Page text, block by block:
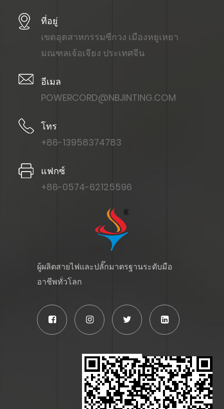
ที่อยู่
เขตอุตสาหกรรมซีกวง เมืองหยูเหยา
มณฑลเจ้อเจียง ประเทศจีน
อีเมล
POWERCORD@NBJINTING.COM
โทร
+86-13958374783
แฟกซ์
+86-0574-62125596
ผู้ผลิตสายไฟและปลั๊กมาตรฐานระดับมือ
อาชีพทั่วโลก